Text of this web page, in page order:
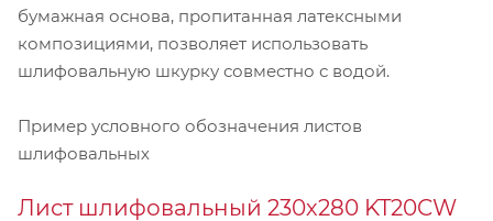
бумажная основа, пропитанная латексными
композициями, позволяет использовать
шлифовальную шкурку совместно с водой.
Пример условного обозначения листов
шлифовальных
Лист шлифовальный 230х280 KT20CW